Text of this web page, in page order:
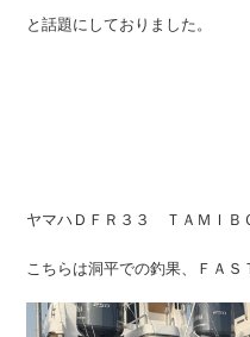
と話題にしておりました。
ヤマハＤＦＲ３３ ＴＡＭＩＢ
こちらは洞平での釣果、ＦＡＳ